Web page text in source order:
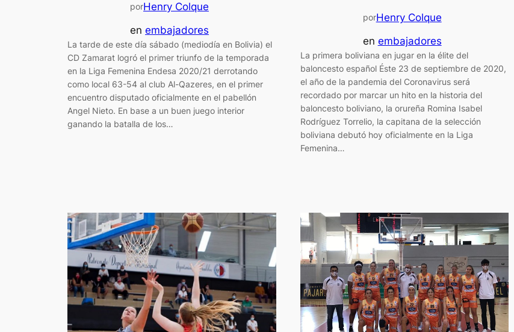
porHenry Colque
en embajadores
La tarde de este día sábado (mediodía en Bolivia) el
CD Zamarat logró el primer triunfo de la temporada
en la Liga Femenina Endesa 2020/21 derrotando
como local 63-54 al club Al-Qazeres, en el primer
encuentro disputado oficialmente en el pabellón
Angel Nieto. En base a un buen juego interior
ganando la batalla de los…
porHenry Colque
en embajadores
La primera boliviana en jugar en la élite del
baloncesto español Éste 23 de septiembre de 2020,
el año de la pandemia del Coronavirus será
recordado por marcar un hito en la historia del
baloncesto boliviano, la orureña Romina Isabel
Rodríguez Torrelio, la capitana de la selección
boliviana debutó hoy oficialmente en la Liga
Femenina…